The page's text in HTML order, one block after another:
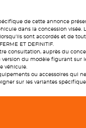
de cette annonce
dans la concession
sont accordés et de
ET DEFINITIF.
consultation, auprès du
du modèle figurant
véhicule.
ou accessoires qui
sur les variantes